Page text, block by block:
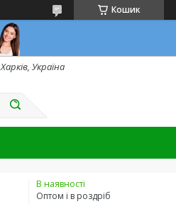
Кошик
Харків, Україна
В наявності
Оптом і в роздріб